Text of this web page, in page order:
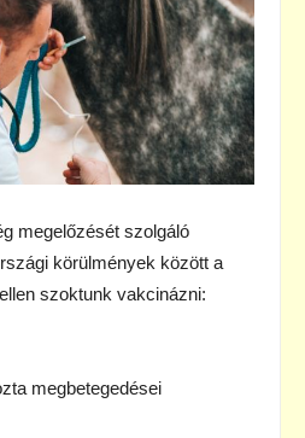
megelőzését szolgáló
körülmények között a
szoktunk vakcinázni:
megbetegedései